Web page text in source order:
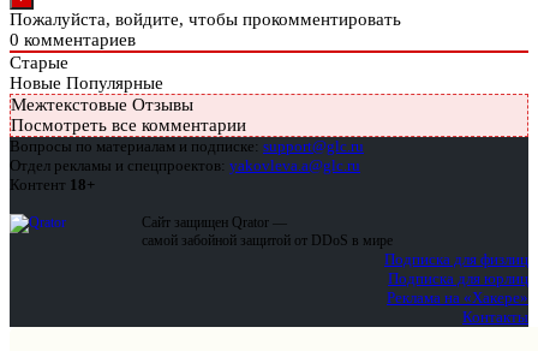
Пожалуйста, войдите, чтобы прокомментировать
0 комментариев
Старые
Новые Популярные
Межтекстовые Отзывы
Посмотреть все комментарии
Вопросы по материалам и подписке: support@glc.ru
Отдел рекламы и спецпроектов: yakovleva.a@glc.ru
Контент 18+
Сайт защищен Qrator —
самой забойной защитой от DDoS в мире
Подписка для физлиц
Подписка для юрлиц
Реклама на «Хакере»
Контакты